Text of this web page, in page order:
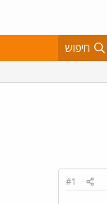
חיפוש
#1